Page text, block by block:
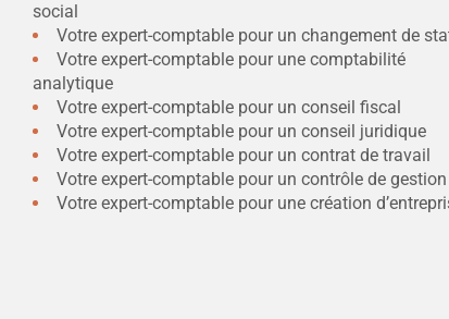
social
Votre expert-comptable pour un changement de
Votre expert-comptable pour une comptabilité
analytique
Votre expert-comptable pour un conseil fiscal
Votre expert-comptable pour un conseil juridique
Votre expert-comptable pour un contrat de travail
Votre expert-comptable pour un contrôle de gestion
Votre expert-comptable pour une création